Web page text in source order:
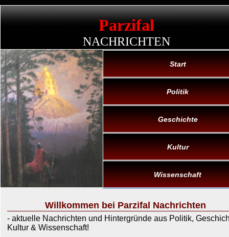
Parzifal
NACHRICHTEN
Start
Politik
Geschichte
Kultur
Wissenschaft
Willkommen bei Parzifal Nachrichten
- aktuelle Nachrichten und Hintergründe aus Politik,
Kultur & Wissenschaft!